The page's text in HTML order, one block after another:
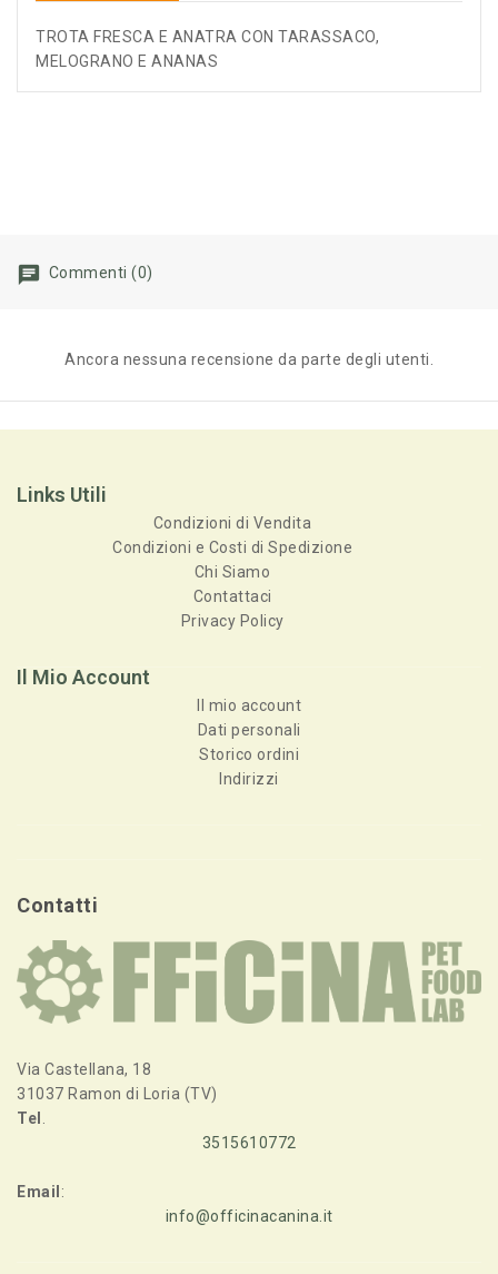
TROTA FRESCA E ANATRA CON TARASSACO,
MELOGRANO E ANANAS
Commenti (0)
Ancora nessuna recensione da parte degli utenti.
Links Utili
Condizioni di Vendita
Condizioni e Costi di Spedizione
Chi Siamo
Contattaci
Privacy Policy
Il Mio Account
Il mio account
Dati personali
Storico ordini
Indirizzi
Contatti
Via Castellana, 18
31037 Ramon di Loria (TV)
Tel
3515610772
Email :
info@officinacanina.it